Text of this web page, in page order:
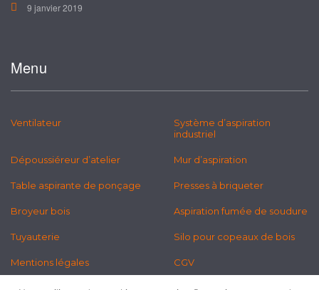
9 janvier 2019
Menu
Ventilateur
Système d’aspiration
industriel
Dépoussiéreur d’atelier Mur d’aspiration
Table aspirante de ponçage Presses à briqueter
Broyeur bois Aspiration fumée de soudure
Tuyauterie Silo pour copeaux de bois
Mentions légales CGV